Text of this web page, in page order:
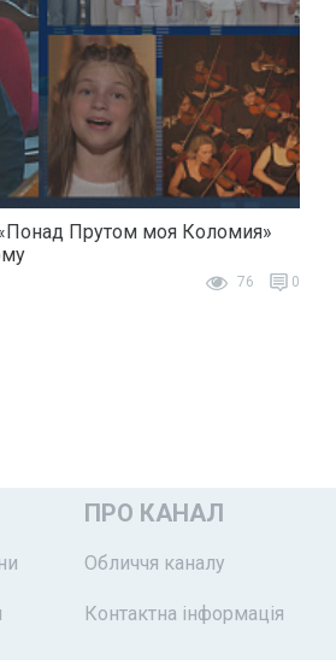
Прутом моя Коломия»
76 0
ПРО КАНАЛ
Обличчя каналу
Контактна інформація